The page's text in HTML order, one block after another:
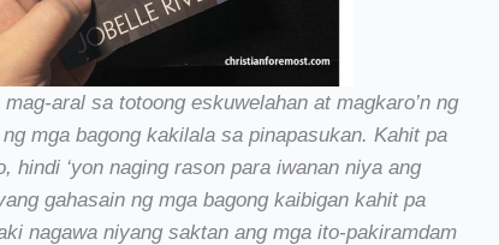
aral sa totoong eskuwelahan at magkaro’n ng
mga bagong kakilala sa pinapasukan. Kahit pa
hindi ‘yon naging rason para iwanan niya ang
gahasain ng mga bagong kaibigan kahit pa
nagawa niyang saktan ang mga ito-pakiramdam